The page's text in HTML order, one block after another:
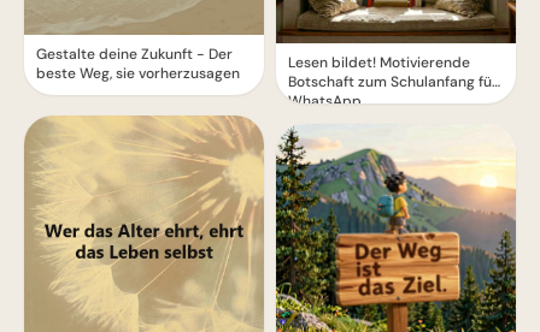
Gestalte deine Zukunft - Der
beste Weg, sie vorherzusagen
Lesen bildet! Motivierende
Botschaft zum Schulanfang für
WhatsApp